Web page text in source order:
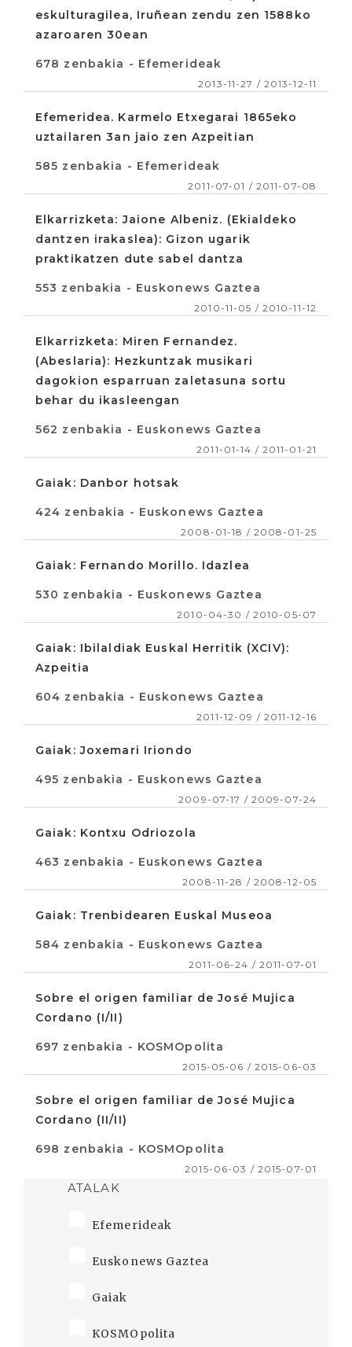
eskulturagilea, Iruñean zendu zen 1588ko
azaroaren 30ean
678 zenbakia - Efemerideak
2013-11-27 / 2013-12-11
Efemeridea. Karmelo Etxegarai 1865eko
uztailaren 3an jaio zen Azpeitian
585 zenbakia - Efemerideak
2011-07-01 / 2011-07-08
Elkarrizketa: Jaione Albeniz. (Ekialdeko
dantzen irakaslea): Gizon ugarik
praktikatzen dute sabel dantza
553 zenbakia - Euskonews Gaztea
2010-11-05 / 2010-11-12
Elkarrizketa: Miren Fernandez.
(Abeslaria): Hezkuntzak musikari
dagokion esparruan zaletasuna sortu
behar du ikasleengan
562 zenbakia - Euskonews Gaztea
2011-01-14 / 2011-01-21
Gaiak: Danbor hotsak
424 zenbakia - Euskonews Gaztea
2008-01-18 / 2008-01-25
Gaiak: Fernando Morillo. Idazlea
530 zenbakia - Euskonews Gaztea
2010-04-30 / 2010-05-07
Gaiak: Ibilaldiak Euskal Herritik (XCIV):
Azpeitia
604 zenbakia - Euskonews Gaztea
2011-12-09 / 2011-12-16
Gaiak: Joxemari Iriondo
495 zenbakia - Euskonews Gaztea
2009-07-17 / 2009-07-24
Gaiak: Kontxu Odriozola
463 zenbakia - Euskonews Gaztea
2008-11-28 / 2008-12-05
Gaiak: Trenbidearen Euskal Museoa
584 zenbakia - Euskonews Gaztea
2011-06-24 / 2011-07-01
Sobre el origen familiar de José Mujica
Cordano (I/II)
697 zenbakia - KOSMOpolita
2015-05-06 / 2015-06-03
Sobre el origen familiar de José Mujica
Cordano (II/II)
698 zenbakia - KOSMOpolita
2015-06-03 / 2015-07-01
ATALAK
Efemerideak
Euskonews Gaztea
Gaiak
KOSMOpolita